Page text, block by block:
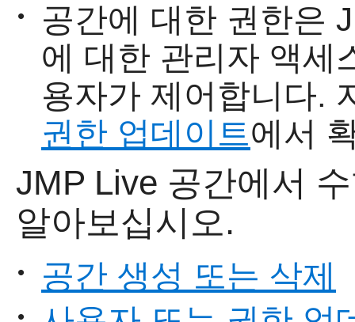
• 공간에 대한 권한은
에 대한 관리자 액세
용자가 제어합니다.
권한 업데이트에서
JMP Live 공간에서
알아보십시오.
• 공간 생성 또는 삭제
•